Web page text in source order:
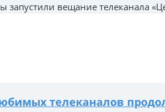
запустили вещание телеканала
телеканалов